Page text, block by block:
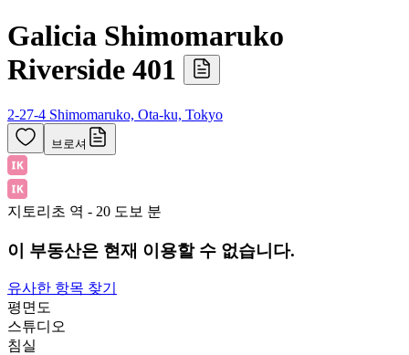
Galicia Shimomaruko
Riverside 401
2-27-4 Shimomaruko, Ota-ku, Tokyo
브로셔
지토리초 역 - 20 도보 분
이 부동산은 현재 이용할 수 없습니다.
유사한 항목 찾기
평면도
스튜디오
침실